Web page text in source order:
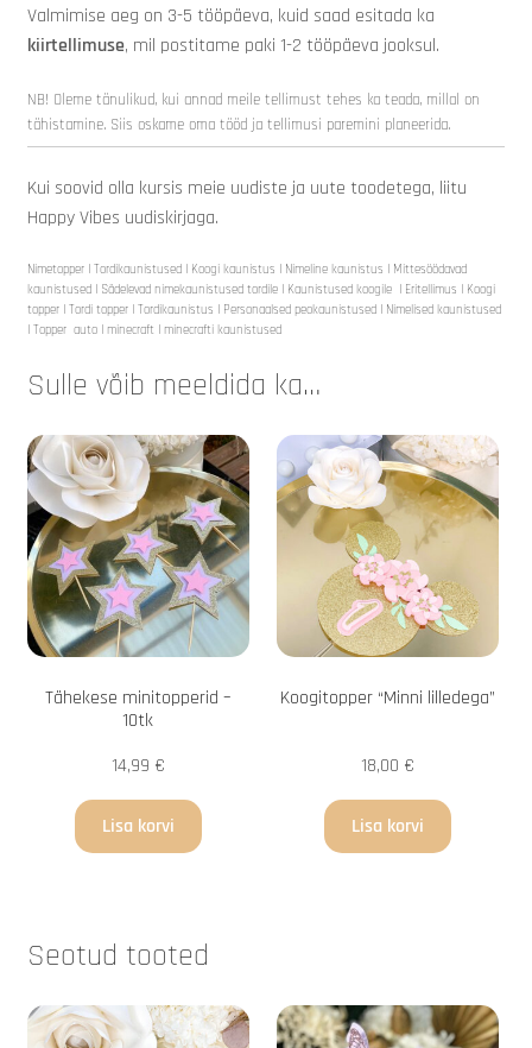
Valmimise aeg on 3-5 tööpäeva, kuid saad esitada ka
kiirtellimuse, mil postitame paki 1-2 tööpäeva jooksul.
NB! Oleme tänulikud, kui annad meile tellimust tehes ka teada, millal on
tähistamine. Siis oskame oma tööd ja tellimusi paremini planeerida.
Kui soovid olla kursis meie uudiste ja uute toodetega, liitu
Happy Vibes uudiskirjaga.
Nimetopper I Tordikaunistused I Koogi kaunistus I Nimeline kaunistus I Mittesöödavad
kaunistused I Sädelevad nimekaunistused tordile I Kaunistused koogile I Eritellimus I Koogi
topper I Tordi topper I Tordikaunistus I Personaalsed peokaunistused I Nimelised kaunistused
I Topper auto I minecraft I minecrafti kaunistused
Sulle võib meeldida ka…
Tähekese minitopperid –
10tk
14,99 €
Lisa korvi
Koogitopper “Minni lilledega”
18,00 €
Lisa korvi
Seotud tooted